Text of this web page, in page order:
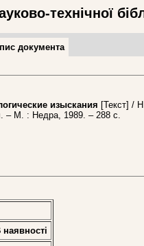
технічної
документа
изыскания [Текст] /
– М. : Недра, 1989. – 288 с.
наявностi